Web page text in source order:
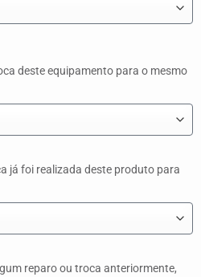
deste equipamento para o mesmo
já foi realizada deste produto para
reparo ou troca anteriormente,